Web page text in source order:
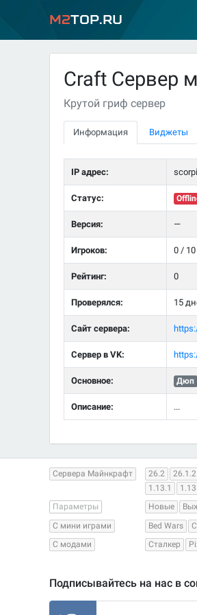
M2Top.ru
Craft Сервер
Крутой гриф сервер
Информация Виджеты
IP адрес:
Статус:
Версия: —
Игроков: 0 / 10
Рейтинг: 0
Проверялся: 15
Сайт сервера:
Сервер в VK:
Основное: Дюп
Описание: ...
Сервера Майнкрафт 26.2 26.1.2
1.13.1
1.13
Параметры
Новые
С мини играми
Bed Wars
С модами
Сталкер
Подписывайтесь на нас в